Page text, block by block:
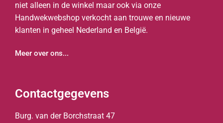
niet alleen in de winkel maar ook via onze
Handwekwebshop verkocht aan trouwe en nieuwe
klanten in geheel Nederland en België.
Meer over ons...
Contactgegevens
Burg. van der Borchstraat 47